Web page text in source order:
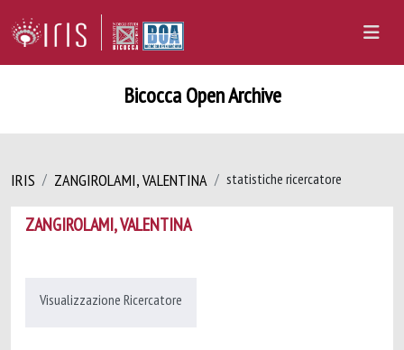
Bicocca Open Archive
IRIS ZANGIROLAMI, VALENTINA statistiche ricercatore
ZANGIROLAMI, VALENTINA
Visualizzazione Ricercatore